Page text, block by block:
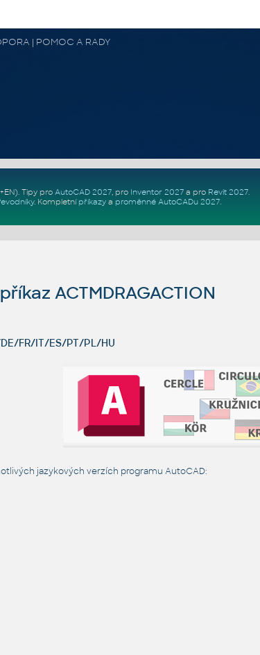
| POMOC A RADY
. Tipy pro AutoCAD 2027, pro Inventor 2027a pro Revit 2027.
. Kompletní příkazya proměnné AutoCADu 2027.
ACTMDRAGACTION
FR/IT/ES/PT/PL/HU
jazykových verzích programu AutoCAD: